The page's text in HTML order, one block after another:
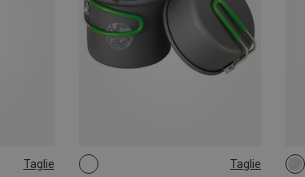
Taglie Taglie
ONE SIZE